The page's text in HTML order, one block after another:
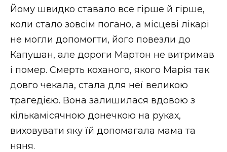
Йому швидко ставало все гірше й гірше,
коли стало зовсім погано, а місцеві лікарі
не могли допомогти, його повезли до
Капушан, але дороги Мартон не витримав
і помер. Смерть коханого, якого Марія так
довго чекала, стала для неї великою
трагедією. Вона залишилася вдовою з
кількамісячною донечкою на руках,
виховувати яку їй допомагала мама та
няня.